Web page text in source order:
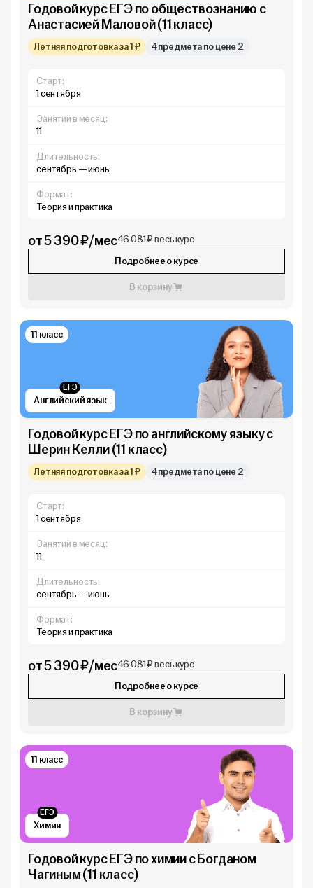
Годовой курс ЕГЭ по обществознанию с
Анастасией Маловой (11 класс)
Летняя подготовка за 1 ₽ 4 предмета по цене 2
Старт:
1 сентября
Занятий в месяц:
11
Длительность:
сентябрь — июнь
Формат:
Теория и практика
от 5 390 ₽/мес46 081 ₽ весь курс
Подробнее о курсе
В корзину
Английский язык
ЕГЭ
11 класс
Годовой курс ЕГЭ по английскому языку с
Шерин Келли (11 класс)
Летняя подготовка за 1 ₽ 4 предмета по цене 2
Старт:
1 сентября
Занятий в месяц:
11
Длительность:
сентябрь — июнь
Формат:
Теория и практика
от 5 390 ₽/мес46 081 ₽ весь курс
Подробнее о курсе
В корзину
Химия
ЕГЭ
11 класс
Годовой курс ЕГЭ по химии с Богданом
Чагиным (11 класс)